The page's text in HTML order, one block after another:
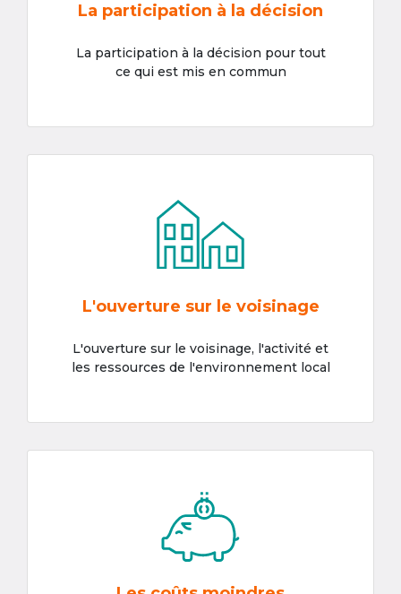
La participation à la décision
La participation à la décision pour tout
ce qui est mis en commun
L'ouverture sur le voisinage
L'ouverture sur le voisinage, l'activité et
les ressources de l'environnement local